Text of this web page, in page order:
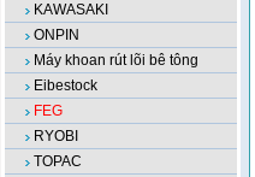
KAWASAKI
ONPIN
Máy khoan rút lõi bê tông
Eibestock
FEG
RYOBI
TOPAC